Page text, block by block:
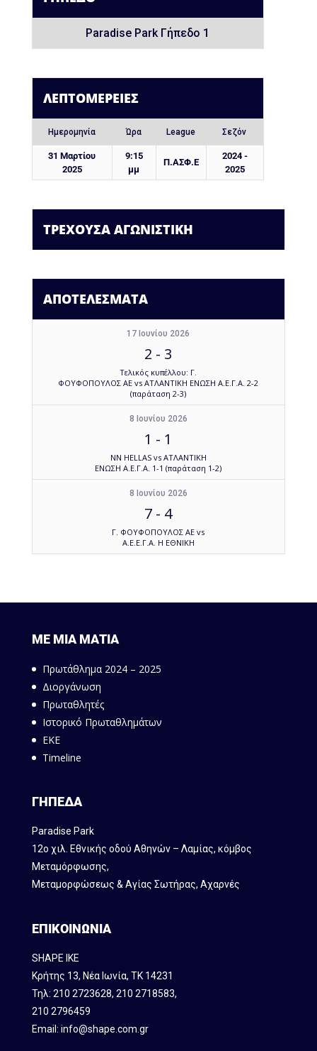
Paradise Park Γήπεδο 1
ΛΕΠΤΟΜΈΡΕΙΕΣ
Ημερομηνία Ώρα League Σεζόν
31 Μαρτίου
2025
9:15
μμ
Π.ΑΣΦ.Ε
2024 -
2025
ΤΡΕΧΟΥΣΑ ΑΓΩΝΙΣΤΙΚΗ
ΑΠΟΤΕΛΕΣΜΑΤΑ
17 Ιουνίου 2026
2 - 3
Τελικός κυπέλλου: Γ.
ΦΟΥΦΟΠΟΥΛΟΣ ΑΕ vs ΑΤΛΑΝΤΙΚΗ ΕΝΩΣΗ Α.Ε.Γ.Α. 2-2
(παράταση 2-3)
8 Ιουνίου 2026
1 - 1
NN HELLAS vs ΑΤΛΑΝΤΙΚΗ
ΕΝΩΣΗ Α.Ε.Γ.Α. 1-1 (παράταση 1-2)
8 Ιουνίου 2026
7 - 4
Γ. ΦΟΥΦΟΠΟΥΛΟΣ ΑΕ vs
Α.Ε.Ε.Γ.Α. Η ΕΘΝΙΚΗ
ΜΕ ΜΙΑ ΜΑΤΙΑ
Πρωτάθλημα 2024 – 2025
Διοργάνωση
Πρωταθλητές
Ιστορικό Πρωταθλημάτων
ΕΚΕ
Timeline
ΓΗΠΕΔΑ
Paradise Park
12ο χιλ. Εθνικής οδού Αθηνών – Λαμίας, κόμβος
Mεταμόρφωσης,
Μεταμορφώσεως & Αγίας Σωτήρας, Αχαρνές
ΕΠΙΚΟΙΝΩΝΙΑ
SHAPE IKE
Κρήτης 13, Νέα Ιωνία, ΤΚ 14231
Τηλ: 210 2723628, 210 2718583,
210 2796459
Email: info@shape.com.gr